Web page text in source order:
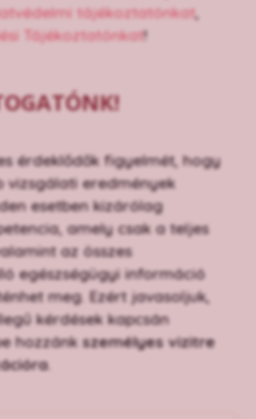
tájékoztatónkat,
Tájékoztatónkat!
érdeklődők figyelmét, hogy
vizsgálati eredmények
esetben kizárólag
amely csak a teljes
az összes
egészségügyi információ
meg. Ezért javasoljuk,
kérdések kapcsán
hozzánk személyes vizitre
.